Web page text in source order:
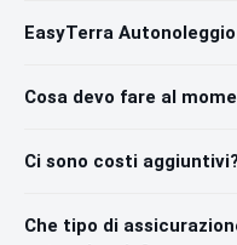
EasyTerra
Cosa devo fare al
Ci sono costi aggiuntivi?
Che tipo di